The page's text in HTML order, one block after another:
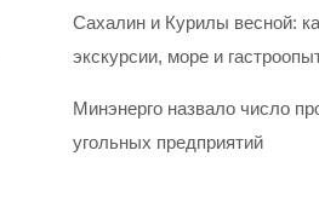
Сахалин и Курилы весной:
экскурсии, море и
Минэнерго назвало число
угольных предприятий